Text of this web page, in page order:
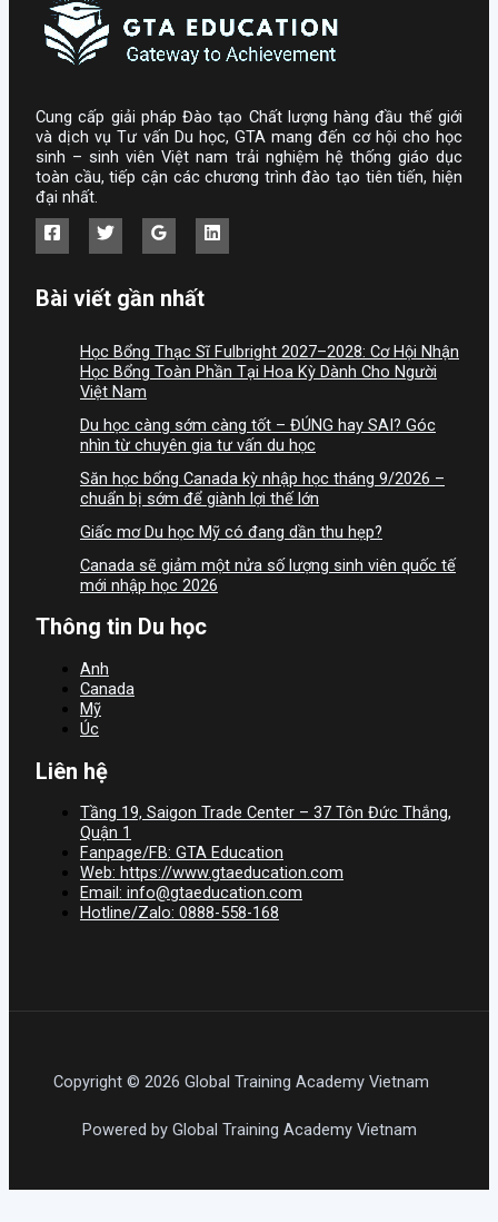
Cung cấp giải pháp Đào tạo Chất lượng hàng đầu thế giới
và dịch vụ Tư vấn Du học, GTA mang đến cơ hội cho học
sinh – sinh viên Việt nam trải nghiệm hệ thống giáo dục
toàn cầu, tiếp cận các chương trình đào tạo tiên tiến, hiện
đại nhất.
Bài viết gần nhất
Học Bổng Thạc Sĩ Fulbright 2027–2028: Cơ Hội Nhận
Học Bổng Toàn Phần Tại Hoa Kỳ Dành Cho Người
Việt Nam
Du học càng sớm càng tốt – ĐÚNG hay SAI? Góc
nhìn từ chuyên gia tư vấn du học
Săn học bổng Canada kỳ nhập học tháng 9/2026 –
chuẩn bị sớm để giành lợi thế lớn
Giấc mơ Du học Mỹ có đang dần thu hẹp?
Canada sẽ giảm một nửa số lượng sinh viên quốc tế
mới nhập học 2026
Thông tin Du học
Anh
Canada
Mỹ
Úc
Liên hệ
Tầng 19, Saigon Trade Center – 37 Tôn Đức Thắng,
Quận 1
Fanpage/FB: GTA Education
Web: https://www.gtaeducation.com
Email: info@gtaeducation.com
Hotline/Zalo: 0888-558-168
Copyright © 2026 Global Training Academy Vietnam
Powered by Global Training Academy Vietnam